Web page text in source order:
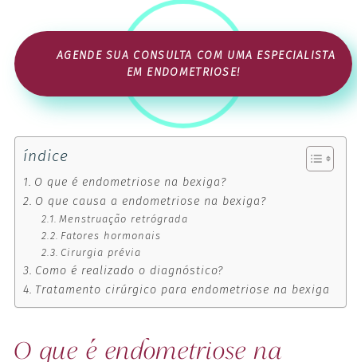
AGENDE SUA CONSULTA COM UMA ESPECIALISTA
EM ENDOMETRIOSE!
índice
O que é endometriose na bexiga?
O que causa a endometriose na bexiga?
Menstruação retrógrada
Fatores hormonais
Cirurgia prévia
Como é realizado o diagnóstico?
Tratamento cirúrgico para endometriose na bexiga
O que é endometriose na